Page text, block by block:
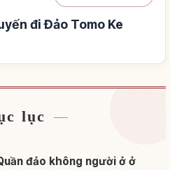
đi Đảo Tomo Ke
Tomo Ke Shima
Đảo Tomo Ke Shima↗
lục
đảo không người ở ở